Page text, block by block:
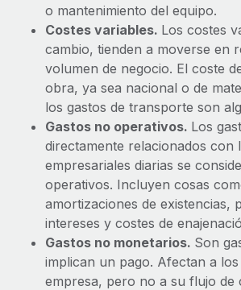
Pento se convierte en un
Gestionar las nóminas internamente es
semanas en hacerlo manualmente y, al
Más información
o mantenimiento del equipo.
Costes variables. Los costes
cambio, tienden a moverse en
volumen de negocio. El coste
obra, ya sea nacional o de
los gastos de transporte son
Gastos no operativos. Los
directamente relacionados con
empresariales diarias se
operativos. Incluyen cosas
amortizaciones de existencias,
intereses y costes de
Gastos no monetarios. Son
implican un pago. Afectan a
empresa, pero no a su flujo de